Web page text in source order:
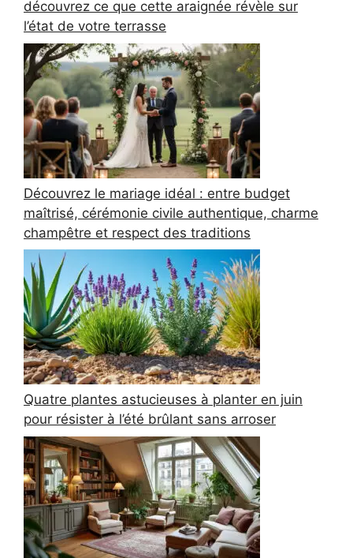
découvrez ce que cette araignée révèle sur
l’état de votre terrasse
Découvrez le mariage idéal : entre budget
maîtrisé, cérémonie civile authentique, charme
champêtre et respect des traditions
Quatre plantes astucieuses à planter en juin
pour résister à l’été brûlant sans arroser